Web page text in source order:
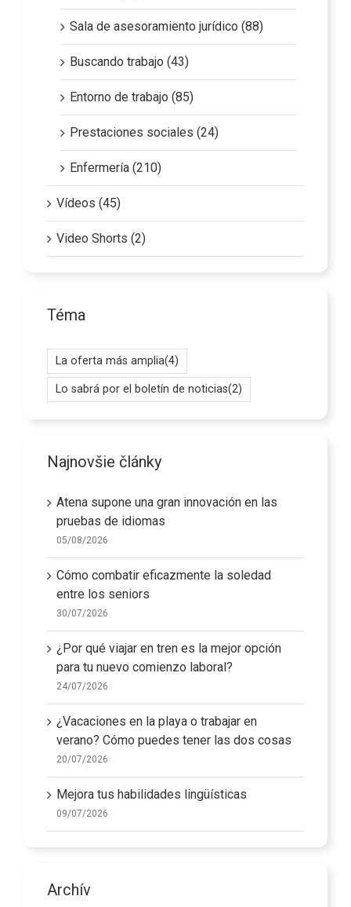
Sala de asesoramiento jurídico (88)
Buscando trabajo (43)
Entorno de trabajo (85)
Prestaciones sociales (24)
Enfermería (210)
Vídeos (45)
Video Shorts (2)
Téma
La oferta más amplia(4)
Lo sabrá por el boletín de noticias(2)
Najnovšie články
Atena supone una gran innovación en las
pruebas de idiomas
05/08/2026
Cómo combatir eficazmente la soledad
entre los seniors
30/07/2026
¿Por qué viajar en tren es la mejor opción
para tu nuevo comienzo laboral?
24/07/2026
¿Vacaciones en la playa o trabajar en
verano? Cómo puedes tener las dos cosas
20/07/2026
Mejora tus habilidades lingüísticas
09/07/2026
Archív